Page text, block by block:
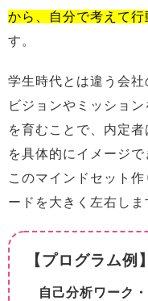
から、自分で考えて行
す。
学生時代とは違う会
ビジョンやミッショ
を育むことで、内定
を具体的にイメージで
このマインドセット
ードを大きく左右しま
【プログラム例】
自己分析ワーク